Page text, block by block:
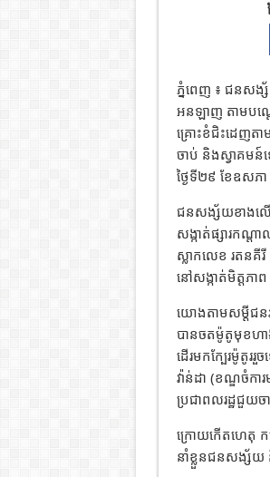
ភ្នំពេញ ៖ ជនសង្
អនឡាញ តាមបណ្ដ
គ្រោះខំជិះដេញត
ចាប់ និងស្វាគម
ថ្ងៃទី២៩ ខែឧសភា
ជនសង្ស័យខាងលើ
សង្កាត់ផ្សារកណ្
ស្លាកលេខ រតនគី
នៅសង្កាត់មិត្តភា
យោងតាមសម្ដីជន
បានចតម៉ូតូមុខហ
ដើរមកក្បែរម៉ូតូរ
វ៉ាន់ដា (ខណ្ឌចំក
ប្រជាពលរដ្ឋជួយ
ក្រោយកើតហេតុ ក
នាំខ្លួនជនសង្ស័យ